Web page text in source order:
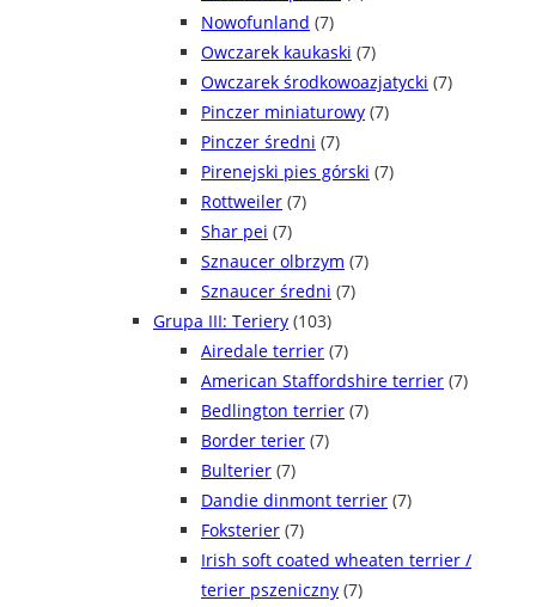
Nowofunland (7)
Owczarek kaukaski (7)
Owczarek środkowoazjatycki (7)
Pinczer miniaturowy (7)
Pinczer średni (7)
Pirenejski pies górski (7)
Rottweiler (7)
Shar pei (7)
Sznaucer olbrzym (7)
Sznaucer średni (7)
Grupa III: Teriery (103)
Airedale terrier (7)
American Staffordshire terrier (7)
Bedlington terrier (7)
Border terier (7)
Bulterier (7)
Dandie dinmont terrier (7)
Foksterier (7)
Irish soft coated wheaten terrier /
terier pszeniczny (7)